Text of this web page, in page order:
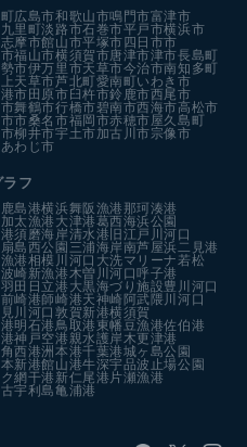
広島市和歌山市鳴門市富津市
里町淡路市石巻市平戸市横浜市
志摩市館山市平塚市四日市市
福山市横須賀市唐津市津市長島町
市伊万里市天草市今治市南知多町
上天草市芦北町愛南町いわき市
市田原市臼杵市鈴鹿市西尾市
舞鶴市行橋市碧南市西海市高松市
市桑名市福岡市赤穂市屋久島町
柳井市宇土市加古川市宗像市
わじ市
フ
鹿島港横浜舞阪漁港 那珂湊港
加太漁港 大津港葛西海浜公園
須磨海岸清水港 旧江戸川河口
島西公園 三浦海岸南芦屋浜 二見港
港相模川河口 大洗マリーナ 若松
波崎新漁港 木曽川河口呼子港
羽田 日立港 大黒海づり施設豊川河口
崎港師崎港天神崎阿武隈川河口
川河口敦賀新港横須賀
明石港 鳥取港 東幡豆漁港佐伯港
神戸空港親水護岸 木更津港
西港洲本港千葉港城ヶ島公園
新港館山港牛深宇品波止場公園
網干港 新仁尾港 片瀬漁港
古宇利島亀浦港